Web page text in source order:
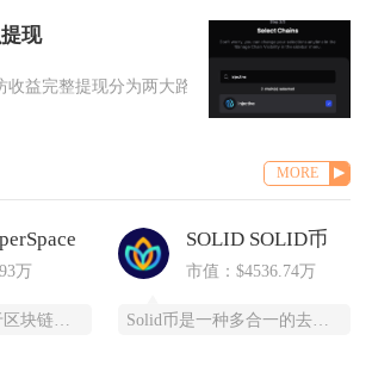
现
收益完整提现分为两大路径，链上质押收益会按
MORE
万
SOLID SOLID币
市值：$4536.74万
Solid币是一种多合一的去中心化交易所代币，它具备跨链杠杆功能，并且得到了Solana区